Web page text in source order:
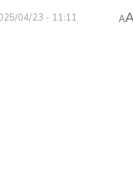
04/23 - 11:11 A